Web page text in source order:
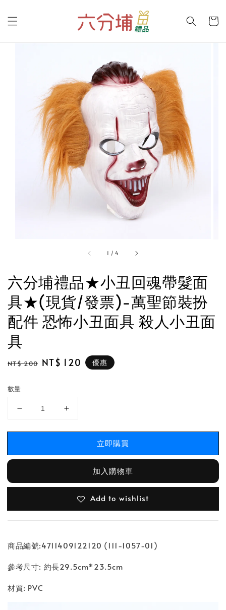
1 /4
六分埔禮品★小丑回魂帶髮面
具★(現貨/發票)-萬聖節裝扮
配件 恐怖小丑面具 殺人小丑面
具
Regular
NT$ 200 Sale
NT$ 120 優惠
數量
立即購買
加入購物車
Add to wishlist
商品編號:4711409122120 (111-1057-01)
參考尺寸: 約長29.5cm*23.5cm
材質: PVC